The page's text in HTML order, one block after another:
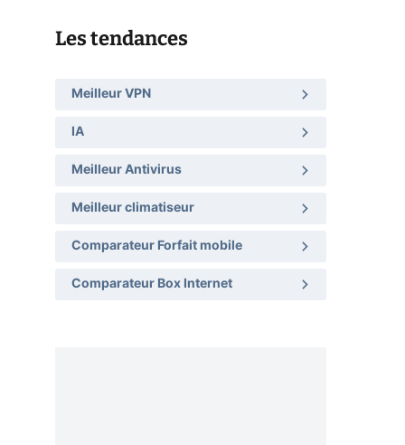
Les tendances
Meilleur VPN
IA
Meilleur Antivirus
Meilleur climatiseur
Comparateur Forfait mobile
Comparateur Box Internet